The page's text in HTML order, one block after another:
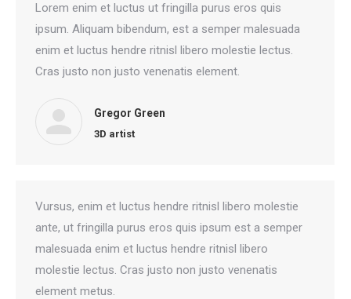
Lorem enim et luctus ut fringilla purus eros quis
ipsum. Aliquam bibendum, est a semper malesuada
enim et luctus hendre ritnisl libero molestie lectus.
Cras justo non justo venenatis element.
Gregor Green
3D artist
Vursus, enim et luctus hendre ritnisl libero molestie
ante, ut fringilla purus eros quis ipsum est a semper
malesuada enim et luctus hendre ritnisl libero
molestie lectus. Cras justo non justo venenatis
element metus.